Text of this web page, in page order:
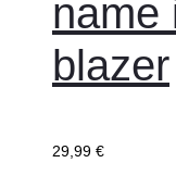
name
blazer
29,99 €